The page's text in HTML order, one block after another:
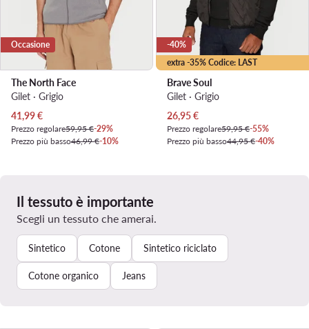
Occasione
The North Face
Gilet · Grigio
Prezzo attuale
41,99€
Prezzo regolare59,95 €-29%
Prezzo più basso46,99 €-10%
extra -35% Codice: LAST
-40%
Brave Soul
Gilet · Grigio
Prezzo attuale
26,95€
Prezzo regolare59,95 €-55%
Prezzo più basso44,95 €-40%
Il tessuto è importante
Scegli un tessuto che amerai.
Sintetico Cotone Sintetico riciclato
Cotone organico Jeans